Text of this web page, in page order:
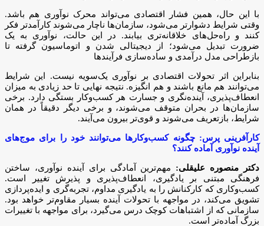
با این حال، همین فشار اقتصادی می‌تواند محرک نوآوری هم باشد.
وقتی شرایط دشوارتر می‌شود، سازمان‌ها ناچار می‌شوند کارآمدتر فکر
کنند و راه‌حل‌های خلاقانه‌تری بیابند. در این حالت، نوآوری به یک
ضرورت تبدیل می‌شود؛ از دیجیتالی شدن و اتوماسیون گرفته تا
بازطراحی مدل درآمدی و ساده‌سازی فرآیندها
بنابراین اثر تحولات اقتصادی بر نوآوری یک‌سویه نیست. این شرایط
می‌توانند هم مانع باشند و هم انگیزه. نتیجه نهایی تا حد زیادی به میزان
انعطاف‌پذیری، آینده‌نگری و جسارت هر کسب‌وکار بستگی دارد. برخی
سازمان‌ها در بحران متوقف می‌شوند، و برخی دیگر دقیقاً در همان
شرایط، بازتعریف می‌شوند و قوی‌تر بیرون می‌آیند.
کارآفرینی پرس: چگونه کسب‌وکارها می‌توانند خود را برای موج‌های
آینده نوآوری آماده کنند؟
دکتر منصوره علیقلی: مهم‌ترین آمادگی برای آینده نوآوری، ساختن
فرهنگی مبتنی بر یادگیری، انعطاف‌پذیری و پذیرش تغییر است.
کسب‌وکاری که کارکنانش را به یادگیری مداوم، تجربه‌گری و ایده‌پردازی
تشویق می‌کند، در مواجهه با تحولات آینده بسیار مقاوم‌تر خواهد بود.
سازمانی که از اشتباهات کوچک درس می‌گیرد، برای مواجهه با تغییرات
بزرگ آماده‌تر است.